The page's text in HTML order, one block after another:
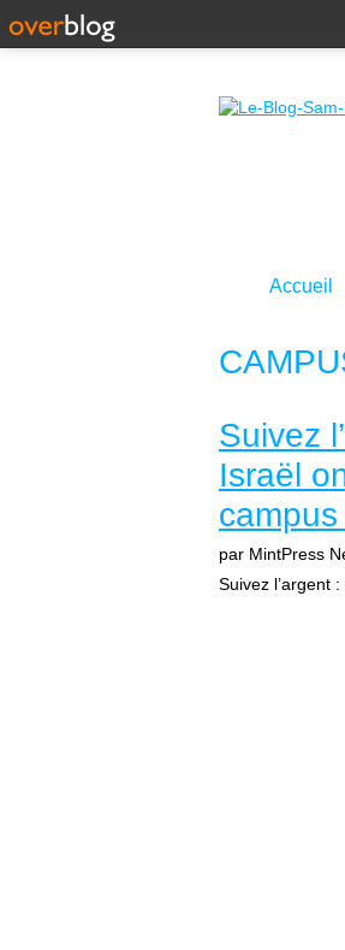
Accueil
Suivez
Israël
par MintPress
Suivez l’argent